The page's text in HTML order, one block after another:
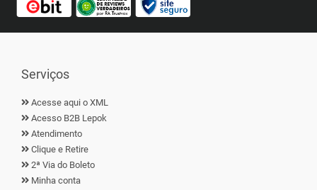
Serviços
Acesse aqui o XML
Acesso B2B Lepok
Atendimento
Clique e Retire
2ª Via do Boleto
Minha conta